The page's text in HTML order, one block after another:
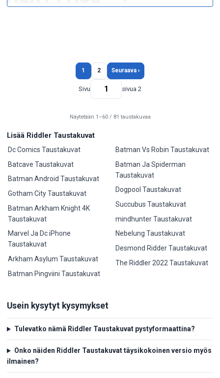
1 2 Seuraava ›
Sivu sivua 2
Näytetään 1–60 / 81 taustakuvaa
Lisää Riddler Taustakuvat
Dc Comics Taustakuvat
Batcave Taustakuvat
Batman Android Taustakuvat
Gotham City Taustakuvat
Batman Arkham Knight 4K
Taustakuvat
Marvel Ja Dc iPhone
Taustakuvat
Arkham Asylum Taustakuvat
Batman Pingviini Taustakuvat
Batman Vs Robin Taustakuvat
Batman Ja Spiderman
Taustakuvat
Dogpool Taustakuvat
Succubus Taustakuvat
mindhunter Taustakuvat
Nebelung Taustakuvat
Desmond Ridder Taustakuvat
The Riddler 2022 Taustakuvat
Usein kysytyt kysymykset
Tulevatko nämä Riddler Taustakuvat pystyformaattina?
Onko näiden Riddler Taustakuvat täysikokoinen versio myös
ilmainen?